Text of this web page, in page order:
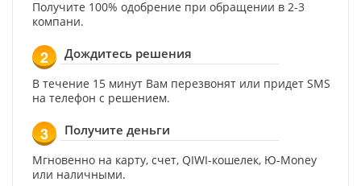
Получите 100% одобрение при обращении в 2-3
компани.
2 Дождитесь решения
В течение 15 минут Вам перезвонят или придет SMS
на телефон с решением.
3 Получите деньги
Мгновенно на карту, счет, QIWI-кошелек, Ю-Money
или наличными.